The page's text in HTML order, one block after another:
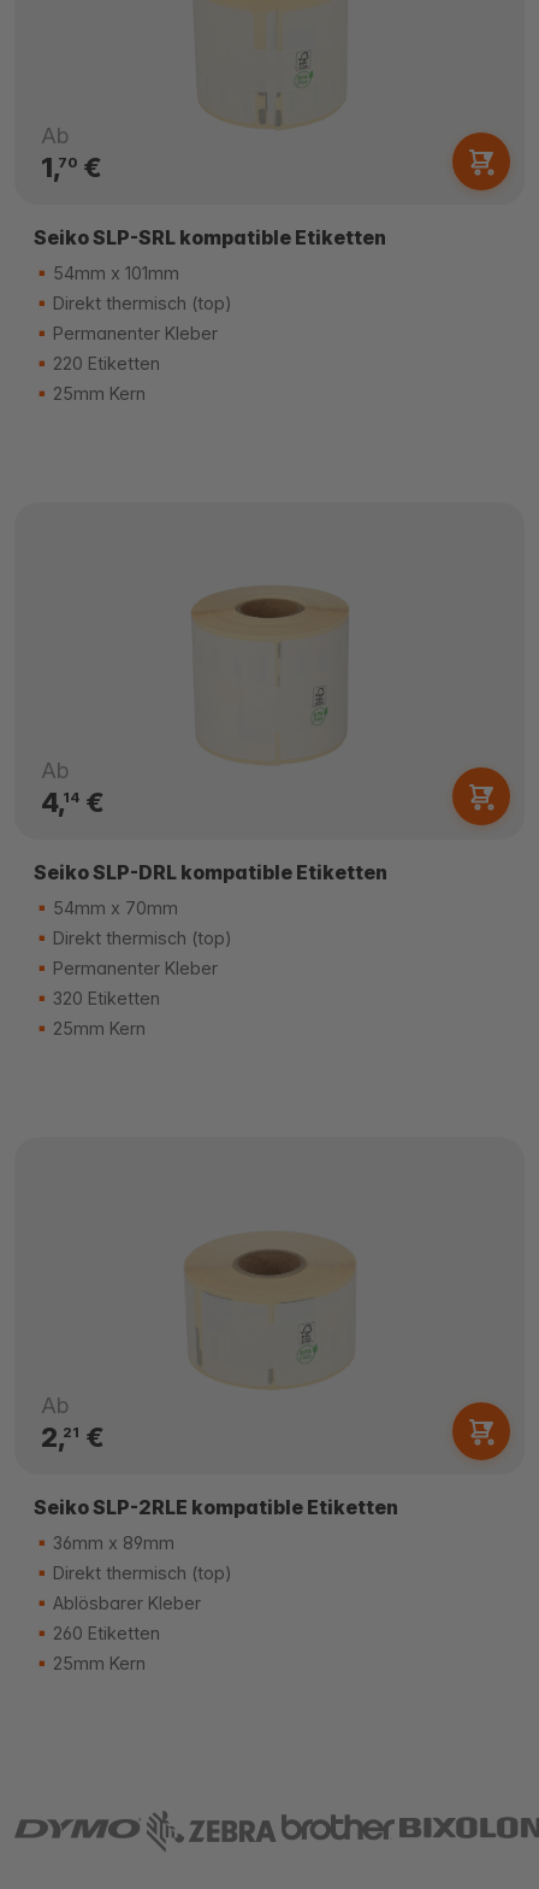
Ab
1,70€
Seiko SLP-SRL kompatible Etiketten
54mm x 101mm
Direkt thermisch (top)
Permanenter Kleber
220 Etiketten
25mm Kern
Ab
4,14€
Seiko SLP-DRL kompatible Etiketten
54mm x 70mm
Direkt thermisch (top)
Permanenter Kleber
320 Etiketten
25mm Kern
Ab
2,21 €
Seiko SLP-2RLE kompatible Etiketten
36mm x 89mm
Direkt thermisch (top)
Ablösbarer Kleber
260 Etiketten
25mm Kern